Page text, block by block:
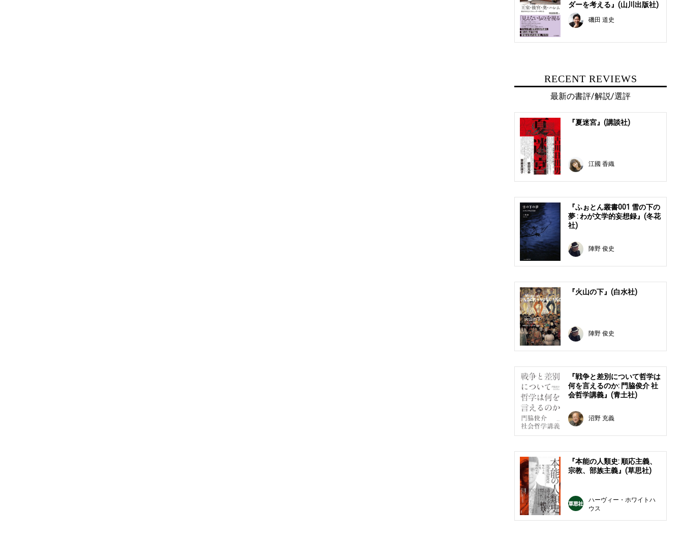
ダーを考える』(山川出版社)
磯田 道史
RECENT REVIEWS
最新の書評/解説/選評
『夏迷宮』(講談社)
江國 香織
『ふぉとん叢書001 雪の下の
夢 : わが文学的妄想録』(冬花
社)
陣野 俊史
『火山の下』(白水社)
陣野 俊史
『戦争と差別について哲学は
何を言えるのか: 門脇俊介 社
会哲学講義』(青土社)
沼野 充義
『本能の人類史: 順応主義、
宗教、部族主義』(草思社)
ハーヴィー・ホワイトハ
ウス